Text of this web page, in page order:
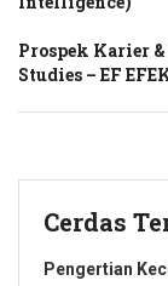
Prospek Karier
Studies – EF
Cerdas
Pengertian